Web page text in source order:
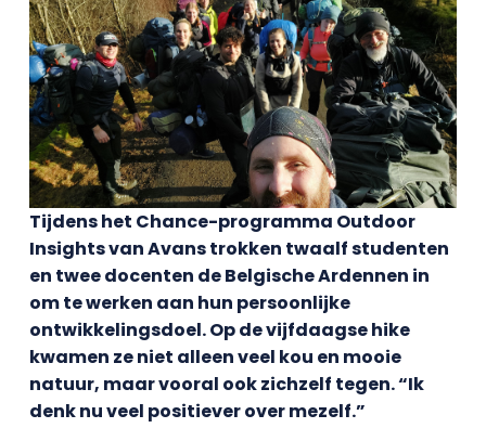
Tijdens het Chance-programma Outdoor
Insights van Avans trokken twaalf studenten
en twee docenten de Belgische Ardennen in
om te werken aan hun persoonlijke
ontwikkelingsdoel. Op de vijfdaagse hike
kwamen ze niet alleen veel kou en mooie
natuur, maar vooral ook zichzelf tegen. “Ik
denk nu veel positiever over mezelf.”